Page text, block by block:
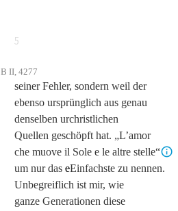
5
B II, 4277
seiner Fehler, sondern weil der
ebenso ursprünglich aus genau
denselben urchristlichen
Quellen geschöpft hat. „L’amor
che muove il Sole e le altre stelle“
um nur das eEinfachste zu nennen.
Unbegreiflich ist mir, wie
ganze Generationen diese